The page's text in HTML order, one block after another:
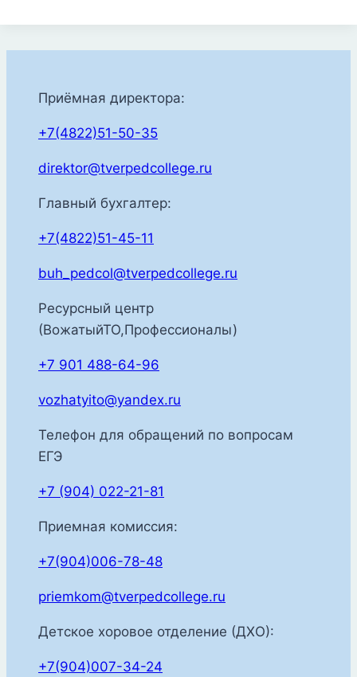
Приёмная директора:
+7(4822)51-50-35
direktor@tverpedcollege.ru
Главный бухгалтер:
+7(4822)51-45-11
buh_pedcol@tverpedcollege.ru
Ресурсный центр
(ВожатыйТО,Профессионалы)
+7 901 488-64-96
vozhatyito@yandex.ru
Телефон для обращений по вопросам
ЕГЭ
+7 (904) 022-21-81
Приемная комиссия:
+7(904)006-78-48
priemkom@tverpedcollege.ru
Детское хоровое отделение (ДХО):
+7(904)007-34-24